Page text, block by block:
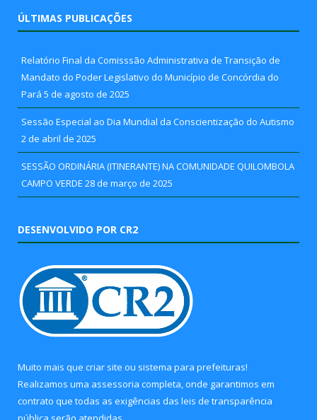
ÚLTIMAS PUBLICAÇÕES
Relatório Final da Comisssão Administrativa de Transição de
Mandato do Poder Legislativo do Município de Concórdia do
Pará 5 de agosto de 2025
Sessão Especial ao Dia Mundial da Conscientização do Autismo
2 de abril de 2025
SESSÃO ORDINÁRIA (ITINERANTE) NA COMUNIDADE QUILOMBOLA
CAMPO VERDE 28 de março de 2025
DESENVOLVIDO POR CR2
Muito mais que criar site ou sistema para prefeituras!
Realizamos uma assessoria completa, onde garantimos em
contrato que todas as exigências das leis de transparência